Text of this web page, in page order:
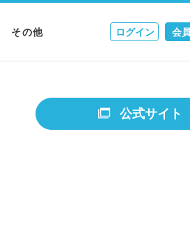
その他
NEWS & JOURNAL
ログイン 会
検索
公式サイト